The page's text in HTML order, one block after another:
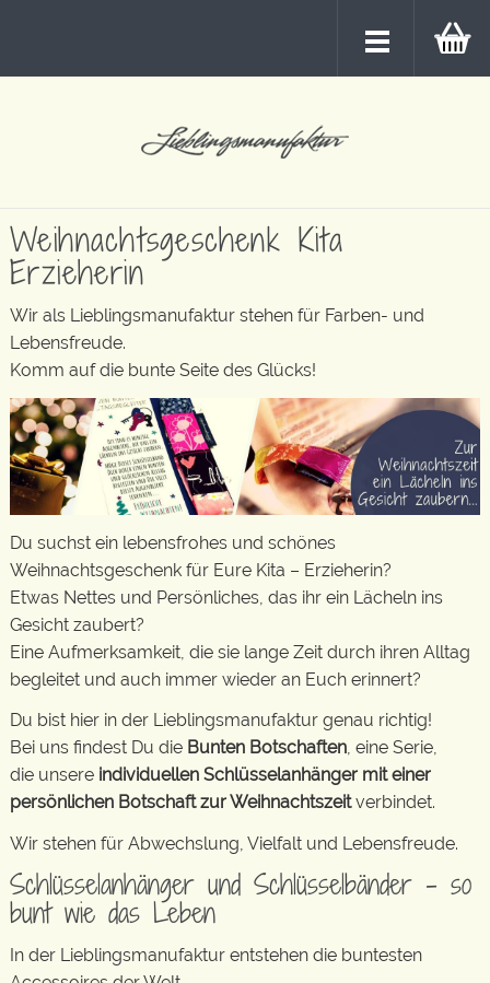
Weihnachtsgeschenk Kita
Erzieherin
Wir als Lieblingsmanufaktur stehen für Farben- und
Lebensfreude.
Komm auf die bunte Seite des Glücks!
Du suchst ein lebensfrohes und schönes
Weihnachtsgeschenk für Eure Kita – Erzieherin?
Etwas Nettes und Persönliches, das ihr ein Lächeln ins
Gesicht zaubert?
Eine Aufmerksamkeit, die sie lange Zeit durch ihren Alltag
begleitet und auch immer wieder an Euch erinnert?
Du bist hier in der Lieblingsmanufaktur genau richtig!
Bei uns findest Du die Bunten Botschaften, eine Serie,
die unsere individuellen Schlüsselanhänger mit einer
persönlichen Botschaft zur Weihnachtszeitverbindet.
Wir stehen für Abwechslung, Vielfalt und Lebensfreude.
Schlüsselanhänger und Schlüsselbänder – so
bunt wie das Leben
In der Lieblingsmanufaktur entstehen die buntesten